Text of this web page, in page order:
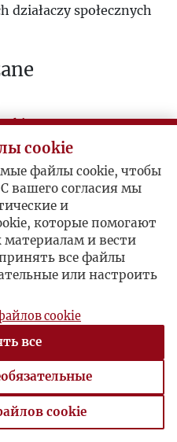
społecznych
cookie
файлы cookie, чтобы
вашего согласия мы
и
которые помогают
материалам и вести
все файлы
или настроить
cookie
все
cookie